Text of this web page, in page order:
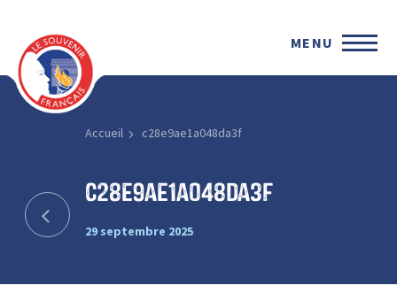
MENU
Accueil c28e9ae1a048da3f
c28e9ae1a048da3f
29 septembre 2025